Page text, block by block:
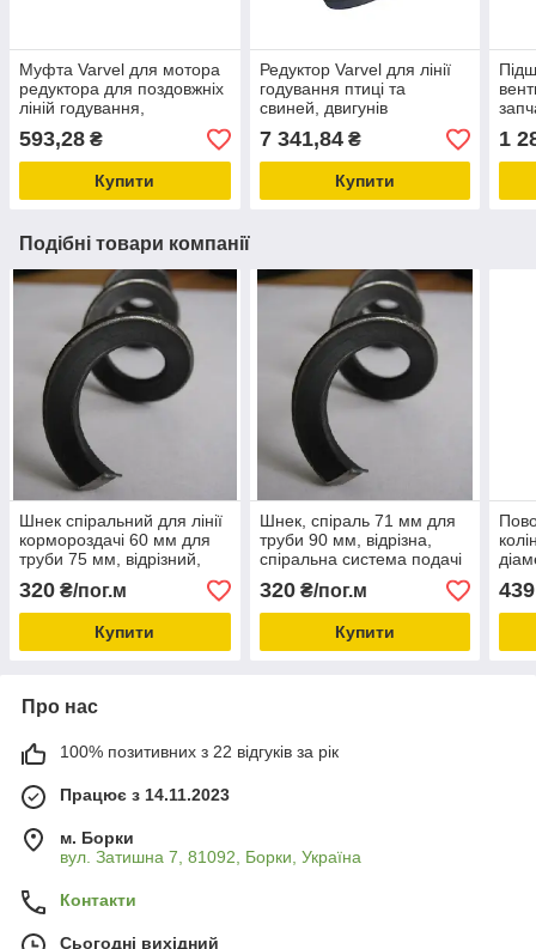
Муфта Varvel для мотора
редуктора для поздовжніх
ліній годування,
утримання свиней і птиці
KG5.019
593,28 ₴
Купити
Редуктор Varvel для лінії
годування птиці та
свиней, двигунів
потужністю від 0,55-2,2
кВт 1:3.94
7 341,84₴
Купити
і
1
Подібні товари компанії
Шнек спіральний для лінії
кормороздачі 60 мм для
труби 75 мм, відрізний,
обладнання та запчастини
для свиноферм
320 ₴/пог.м
Купити
Шнек, спіраль 71 мм для
труби 90 мм, відрізна,
спіральна система подачі
свинокомплексів
320₴/пог.м
Купити
для
Про нас
100% позитивних з 22 відгуків за рік
Працює з 14.11.2023
м. Борки
вул. Затишна 7, 81092, Борки, Україна
Контакти
Сьогодні вихідний